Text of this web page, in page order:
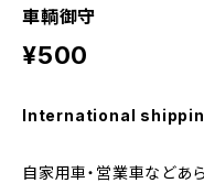
車輌御守
¥500
International
自家用車・営業車などあ